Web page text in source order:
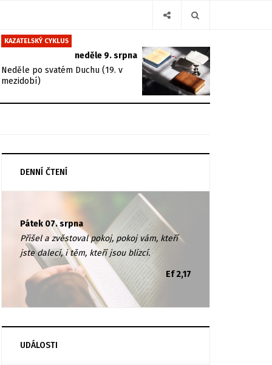
KAZATELSKÝ CYKLUS
neděle 9. srpna
Neděle po svatém Duchu (19. v
mezidobí)
DENNÍ ČTENÍ
Pátek 07. srpna
Přišel a zvěstoval pokoj, pokoj vám, kteří
jste dalecí, i těm, kteří jsou blízcí.
Ef 2,17
UDÁLOSTI